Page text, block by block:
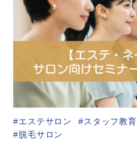
エステサロン スタッフ教育
脱毛サロン